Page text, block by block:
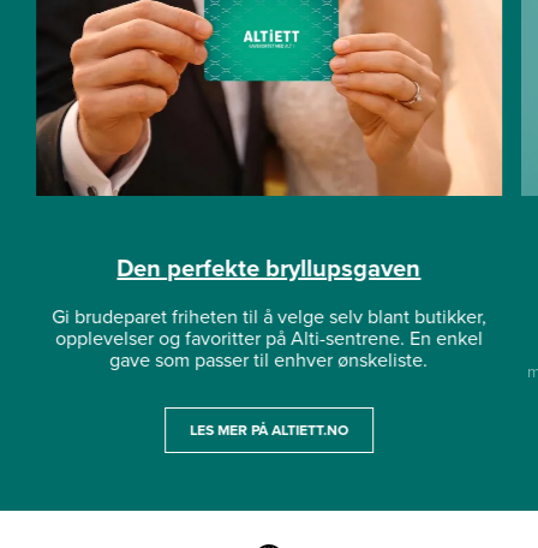
Den perfekte bryllupsgaven
Gi brudeparet friheten til å velge selv blant butikker,
opplevelser og favoritter på Alti-sentrene. En enkel
gave som passer til enhver ønskeliste.
LES MER PÅ ALTIETT.NO